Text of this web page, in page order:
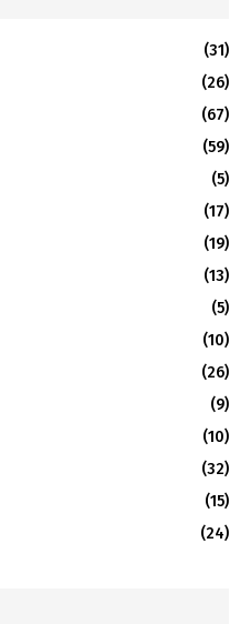
(31)
(26)
(67)
(59)
(5)
(17)
(19)
(13)
(5)
(10)
(26)
(9)
(10)
(32)
(15)
(24)